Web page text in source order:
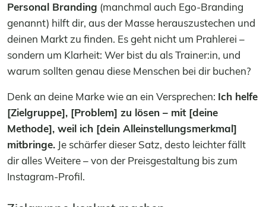
Personal Branding (manchmal auch Ego-Branding
genannt) hilft dir, aus der Masse herauszustechen und
deinen Markt zu finden. Es geht nicht um Prahlerei –
sondern um Klarheit: Wer bist du als Trainer:in, und
warum sollten genau diese Menschen bei dir buchen?
Denk an deine Marke wie an ein Versprechen: Ich helfe
[Zielgruppe], [Problem] zu lösen – mit [deine
Methode], weil ich [dein Alleinstellungsmerkmal]
mitbringe. Je schärfer dieser Satz, desto leichter fällt
dir alles Weitere – von der Preisgestaltung bis zum
Instagram-Profil.